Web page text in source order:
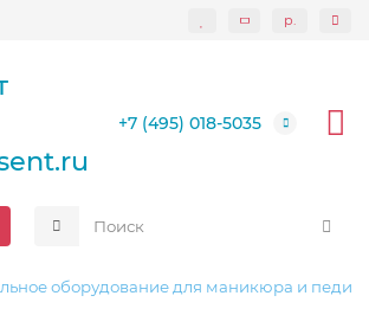
р.
+7 (495) 018-5035
оборудование для маникюра и